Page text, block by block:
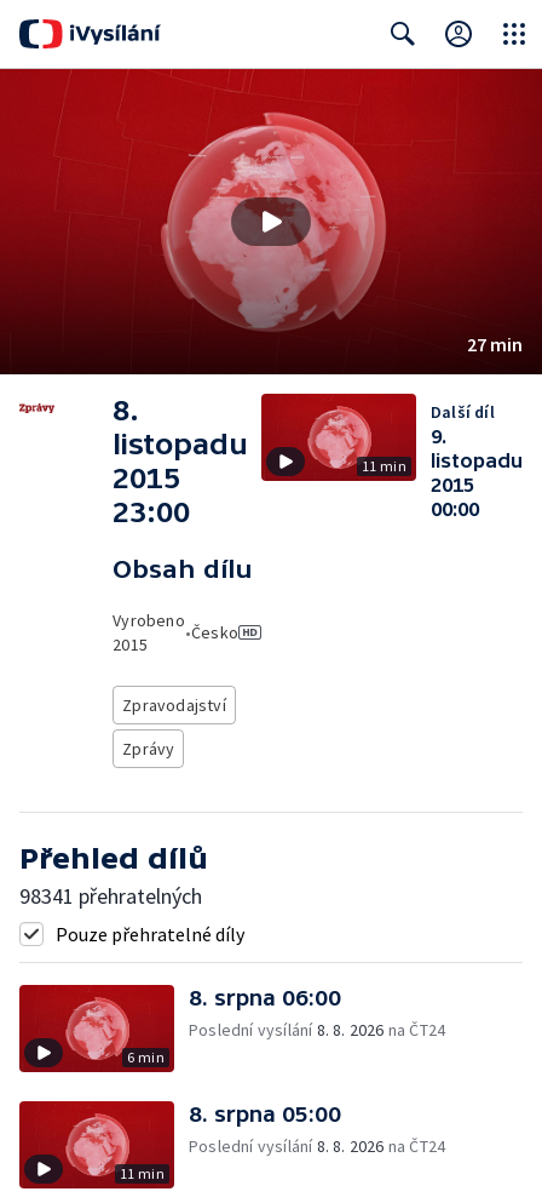
27 min
8.
listopadu
2015
23:00
Obsah dílu
Vyrobeno
2015
•Česko
Zpravodajství
Zprávy
11 min
Další díl
9.
listopadu
2015
00:00
Přehled dílů
98341 přehratelných
Pouze přehratelné díly
6 min
8. srpna 06:00
Poslední vysílání8. 8. 2026 na ČT24
11 min
8. srpna 05:00
Poslední vysílání8. 8. 2026 na ČT24